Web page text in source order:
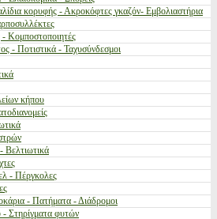
κορυφής - Ακροκόφτες γκαζόν- Εμβολιαστήρια
Κομποστοποιητές
- Ποτιστικά - Ταχυσύνδεσμοι
κήπου
Βελτιωτικά
- Πέργκολες
- Πατήματα - Διάδρομοι
Στηρίγματα φυτών